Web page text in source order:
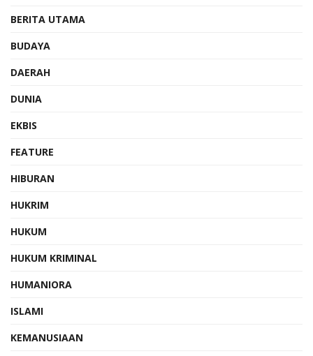
BERITA UTAMA
BUDAYA
DAERAH
DUNIA
EKBIS
FEATURE
HIBURAN
HUKRIM
HUKUM
HUKUM KRIMINAL
HUMANIORA
ISLAMI
KEMANUSIAAN